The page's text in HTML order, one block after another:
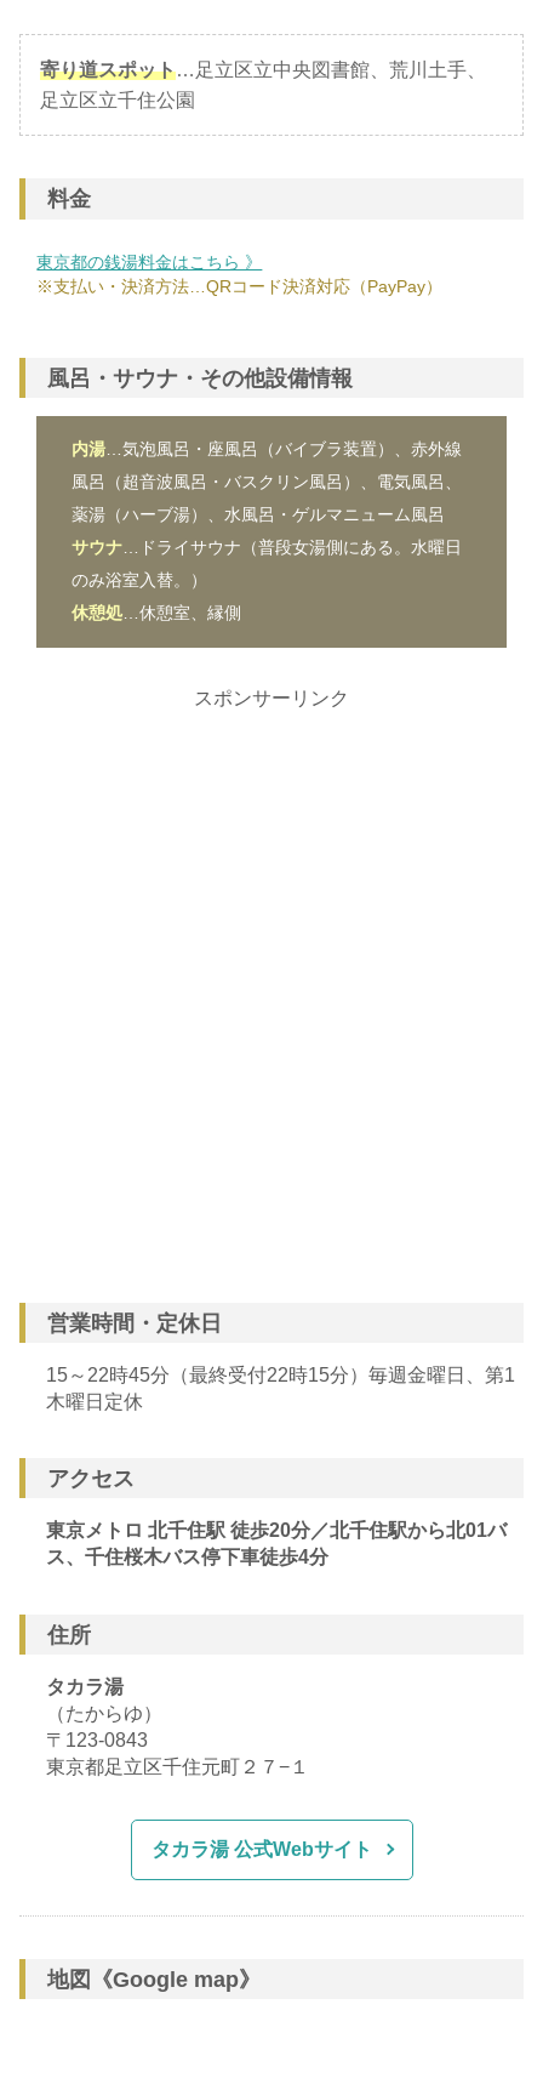
寄り道スポット…足立区立中央図書館、荒川土手、
足立区立千住公園
料金
東京都の銭湯料金はこちら 》
※支払い・決済方法…QRコード決済対応（PayPay）
風呂・サウナ・その他設備情報
内湯…気泡風呂・座風呂（バイブラ装置）、赤外線
風呂（超音波風呂・バスクリン風呂）、電気風呂、
薬湯（ハーブ湯）、水風呂・ゲルマニューム風呂
サウナ…ドライサウナ（普段女湯側にある。水曜日
のみ浴室入替。）
休憩処…休憩室、縁側
スポンサーリンク
営業時間・定休日
15～22時45分（最終受付22時15分）毎週金曜日、第1
木曜日定休
アクセス
東京メトロ 北千住駅 徒歩20分／北千住駅から北01バ
ス、千住桜木バス停下車徒歩4分
住所
タカラ湯
（たからゆ）
〒123-0843
東京都足立区千住元町２７−１
タカラ湯 公式Webサイト
地図《Google map》